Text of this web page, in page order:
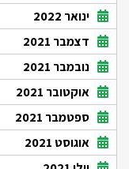
ינואר 2022
דצמבר 2021
נובמבר 2021
אוקטובר 2021
ספטמבר 2021
אוגוסט 2021